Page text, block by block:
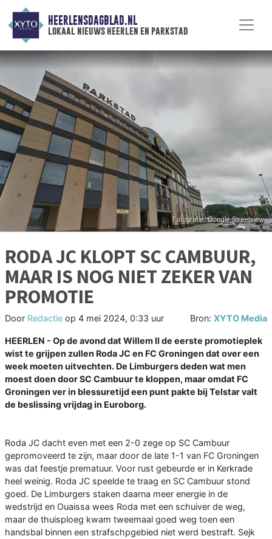
HEERLENSDAGBLAD.NL
lokaal nieuws heerlen en parkstad
RODA JC KLOPT SC CAMBUUR,
MAAR IS NOG NIET ZEKER VAN
PROMOTIE
Door Redactie op 4 mei 2024, 0:33 uur Bron: XYTO Media
HEERLEN - Op de avond dat Willem II de eerste promotieplek
wist te grijpen zullen Roda JC en FC Groningen dat over een
week moeten uitvechten. De Limburgers deden wat men
moest doen door SC Cambuur te kloppen, maar omdat FC
Groningen ver in blessuretijd een punt pakte bij Telstar valt
de beslissing vrijdag in Euroborg.
Roda JC dacht even met een 2-0 zege op SC Cambuur
gepromoveerd te zijn, maar door de late 1-1 van FC Groningen
was dat feestje prematuur. Voor rust gebeurde er in Kerkrade
heel weinig. Roda JC speelde te traag en SC Cambuur stond
goed. De Limburgers staken daarna meer energie in de
wedstrijd en Ouaissa wees Roda met een schuiver de weg,
maar de thuisploeg kwam tweemaal goed weg toen een
handsbal binnen een strafschpgebied niet werd bestraft. Sejk